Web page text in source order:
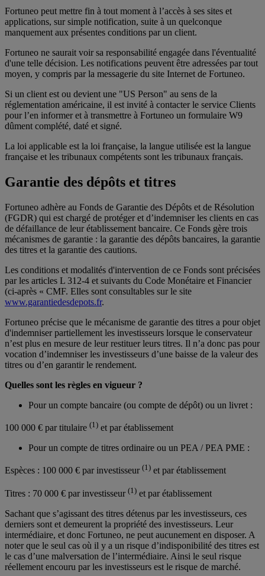
Fortuneo peut mettre fin à tout moment à l’accès à ses sites et
applications, sur simple notification, suite à un quelconque
manquement aux présentes conditions par un client.
Fortuneo ne saurait voir sa responsabilité engagée dans l'éventualité
d'une telle décision. Les notifications peuvent être adressées par tout
moyen, y compris par la messagerie du site Internet de Fortuneo.
Si un client est ou devient une "US Person" au sens de la
réglementation américaine, il est invité à contacter le service Clients
pour l’en informer et à transmettre à Fortuneo un formulaire W9
dûment complété, daté et signé.
La loi applicable est la loi française, la langue utilisée est la langue
française et les tribunaux compétents sont les tribunaux français.
Garantie des dépôts et titres
Fortuneo adhère au Fonds de Garantie des Dépôts et de Résolution
(FGDR) qui est chargé de protéger et d’indemniser les clients en cas
de défaillance de leur établissement bancaire. Ce Fonds gère trois
mécanismes de garantie : la garantie des dépôts bancaires, la garantie
des titres et la garantie des cautions.
Les conditions et modalités d'intervention de ce Fonds sont précisées
par les articles L 312-4 et suivants du Code Monétaire et Financier
(ci-après « CMF. Elles sont consultables sur le site
www.garantiedesdepots.fr.
Fortuneo précise que le mécanisme de garantie des titres a pour objet
d'indemniser partiellement les investisseurs lorsque le conservateur
n’est plus en mesure de leur restituer leurs titres. Il n’a donc pas pour
vocation d’indemniser les investisseurs d’une baisse de la valeur des
titres ou d’en garantir le rendement.
Quelles sont les règles en vigueur ?
Pour un compte bancaire (ou compte de dépôt) ou un livret :
100 000 € par titulaire (1) et par établissement
Pour un compte de titres ordinaire ou un PEA / PEA PME :
Espèces : 100 000 € par investisseur (1) et par établissement
Titres : 70 000 € par investisseur (1) et par établissement
Sachant que s’agissant des titres détenus par les investisseurs, ces
derniers sont et demeurent la propriété des investisseurs. Leur
intermédiaire, et donc Fortuneo, ne peut aucunement en disposer. A
noter que le seul cas où il y a un risque d’indisponibilité des titres est
le cas d’une malversation de l’intermédiaire. Ainsi le seul risque
réellement encouru par les investisseurs est le risque de marché.